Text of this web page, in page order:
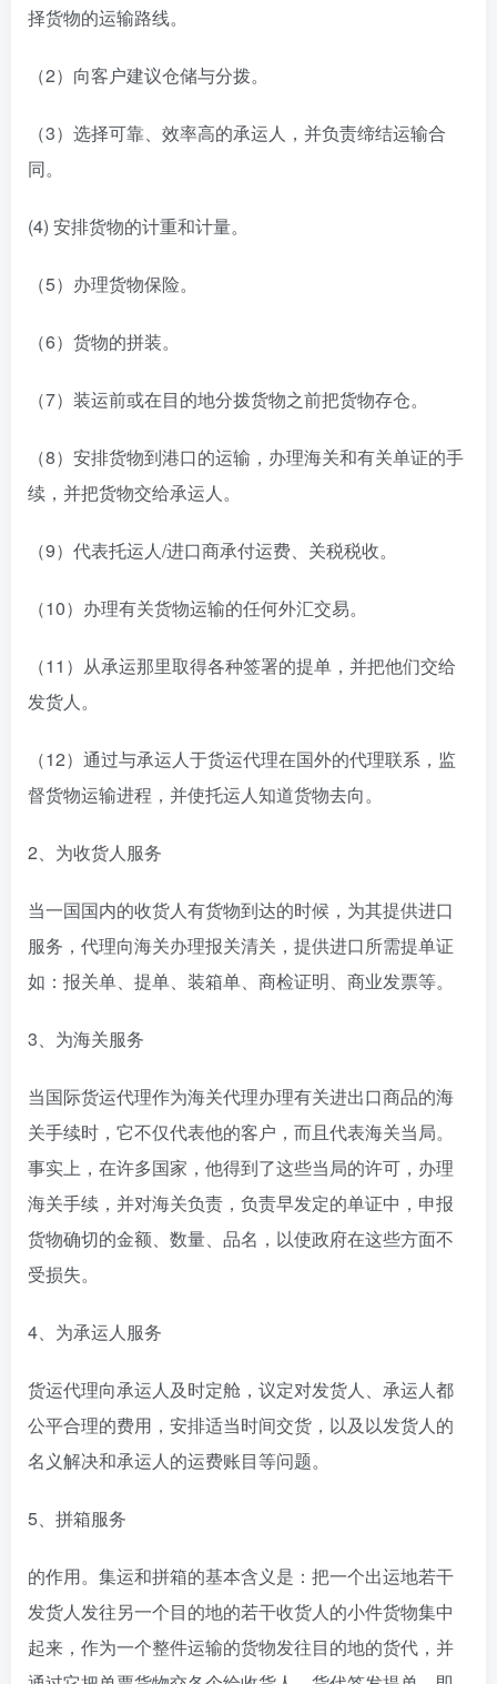
择货物的运输路线。
（2）向客户建议仓储与分拨。
（3）选择可靠、效率高的承运人，并负责缔结运输合
同。
(4) 安排货物的计重和计量。
（5）办理货物保险。
（6）货物的拼装。
（7）装运前或在目的地分拨货物之前把货物存仓。
（8）安排货物到港口的运输，办理海关和有关单证的手
续，并把货物交给承运人。
（9）代表托运人/进口商承付运费、关税税收。
（10）办理有关货物运输的任何外汇交易。
（11）从承运那里取得各种签署的提单，并把他们交给
发货人。
（12）通过与承运人于货运代理在国外的代理联系，监
督货物运输进程，并使托运人知道货物去向。
2、为收货人服务
当一国国内的收货人有货物到达的时候，为其提供进口
服务，代理向海关办理报关清关，提供进口所需提单证
如：报关单、提单、装箱单、商检证明、商业发票等。
3、为海关服务
当国际货运代理作为海关代理办理有关进出口商品的海
关手续时，它不仅代表他的客户，而且代表海关当局。
事实上，在许多国家，他得到了这些当局的许可，办理
海关手续，并对海关负责，负责早发定的单证中，申报
货物确切的金额、数量、品名，以使政府在这些方面不
受损失。
4、为承运人服务
货运代理向承运人及时定舱，议定对发货人、承运人都
公平合理的费用，安排适当时间交货，以及以发货人的
名义解决和承运人的运费账目等问题。
5、拼箱服务
的作用。集运和拼箱的基本含义是：把一个出运地若干
发货人发往另一个目的地的若干收货人的小件货物集中
起来，作为一个整件运输的货物发往目的地的货代，并